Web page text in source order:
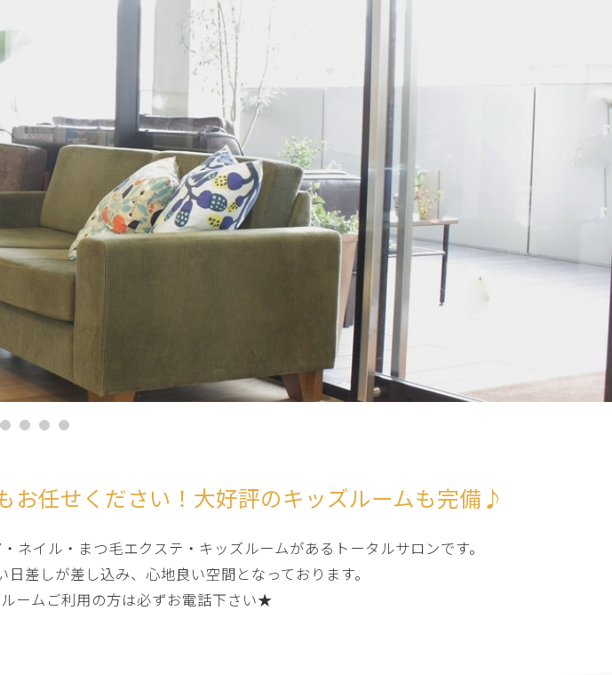
任せください！大好評のキッズルームも完備♪
イル・まつ毛エクステ・キッズルームがあるトータルサロンです。
差しが差し込み、心地良い空間となっております。
ームご利用の方は必ずお電話下さい★